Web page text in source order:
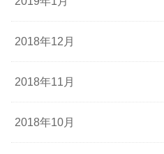
2018年12月
2018年11月
2018年10月